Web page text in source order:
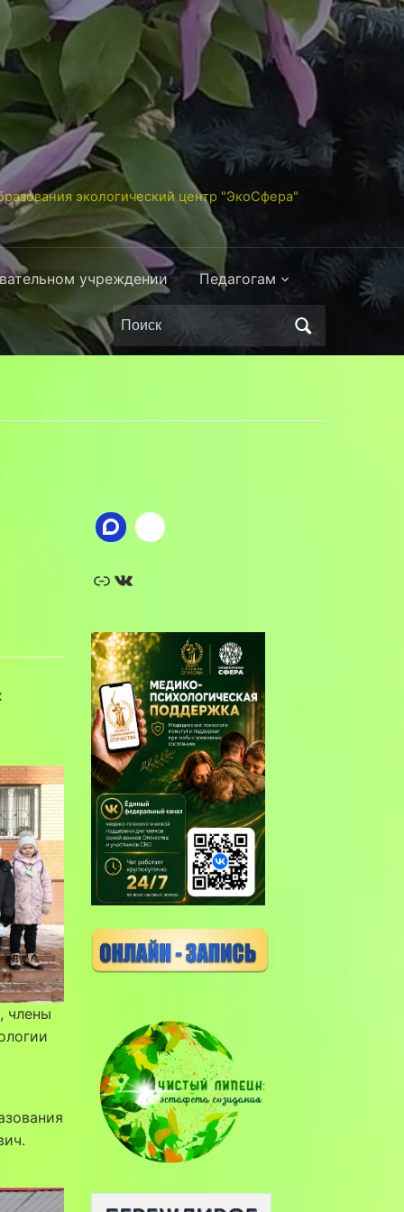
экологический центр "ЭкоСфера"
учреждении Педагогам
Поиск
по:
члены
Ссылка